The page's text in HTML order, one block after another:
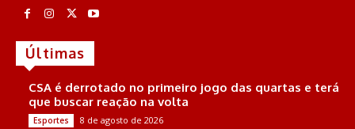
Últimas
CSA é derrotado no primeiro jogo das quartas e terá
que buscar reação na volta
Esportes 8 de agosto de 2026